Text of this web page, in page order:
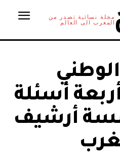
مجلة نسائية تصدر من
المغرب الى العالم
أسئلة
أرشيف